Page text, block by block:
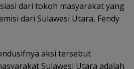
dari tokoh masyarakat yang
dari Sulawesi Utara, Fendy
aksi tersebut
Sulawesi Utara adalah